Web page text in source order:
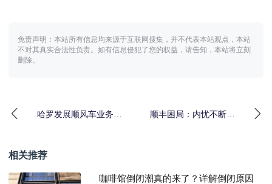
免责声明：本站所有信息均来源于互联网搜集，并不代表本站观点，本站
不对其真实合法性负责。如有信息侵犯了您的权益，请告知，本站将立刻
删除。
哈罗发展顺风车业务，
顺丰困局：内忧不断，
相关推荐
咖啡馆倒闭潮真的来了？详解倒闭原因